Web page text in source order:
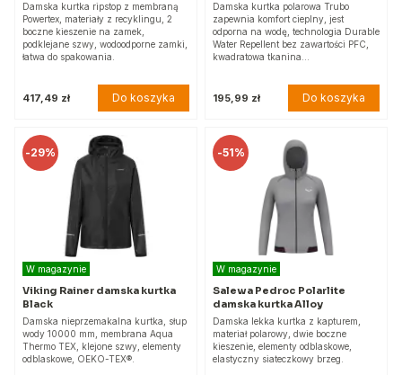
Damska kurtka ripstop z membraną
Powertex, materiały z recyklingu, 2
boczne kieszenie na zamek,
podklejane szwy, wodoodporne zamki,
łatwa do spakowania.
417,49 zł Do koszyka
Damska kurtka polarowa Trubo
zapewnia komfort cieplny, jest
odporna na wodę, technologia Durable
Water Repellent bez zawartości PFC,
kwadratowa tkanina…
195,99 zł Do koszyka
-29%
W magazynie
Viking Rainer damska kurtka
Black
Damska nieprzemakalna kurtka, słup
wody 10000 mm, membrana Aqua
Thermo TEX, klejone szwy, elementy
odblaskowe, OEKO-TEX®.
-51%
W magazynie
Salewa Pedroc Polarlite
damska kurtka Alloy
Damska lekka kurtka z kapturem,
materiał polarowy, dwie boczne
kieszenie, elementy odblaskowe,
elastyczny siateczkowy brzeg.